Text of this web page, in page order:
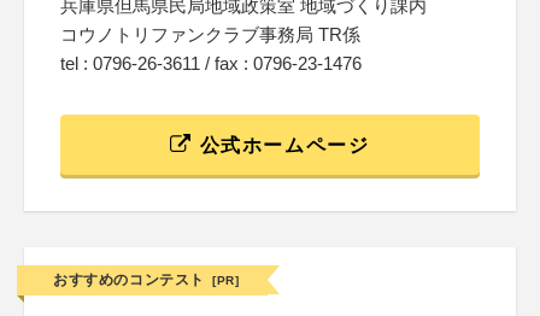
兵庫県但馬県民局地域政策室 地域づくり課内
コウノトリファンクラブ事務局 TR係
tel : 0796-26-3611 / fax : 0796-23-1476
公式ホームページ
おすすめのコンテスト [PR]